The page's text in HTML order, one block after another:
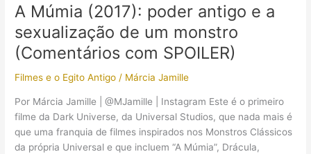
“A
Múmia”
existiu?
A Múmia (2017): poder antigo e a
sexualização de um monstro
(Comentários com SPOILER)
Filmes e o Egito Antigo / Márcia Jamille
Por Márcia Jamille | @MJamille | Instagram Este é o primeiro
filme da Dark Universe, da Universal Studios, que nada mais é
que uma franquia de filmes inspirados nos Monstros Clássicos
da própria Universal e que incluem “A Múmia”, Drácula,